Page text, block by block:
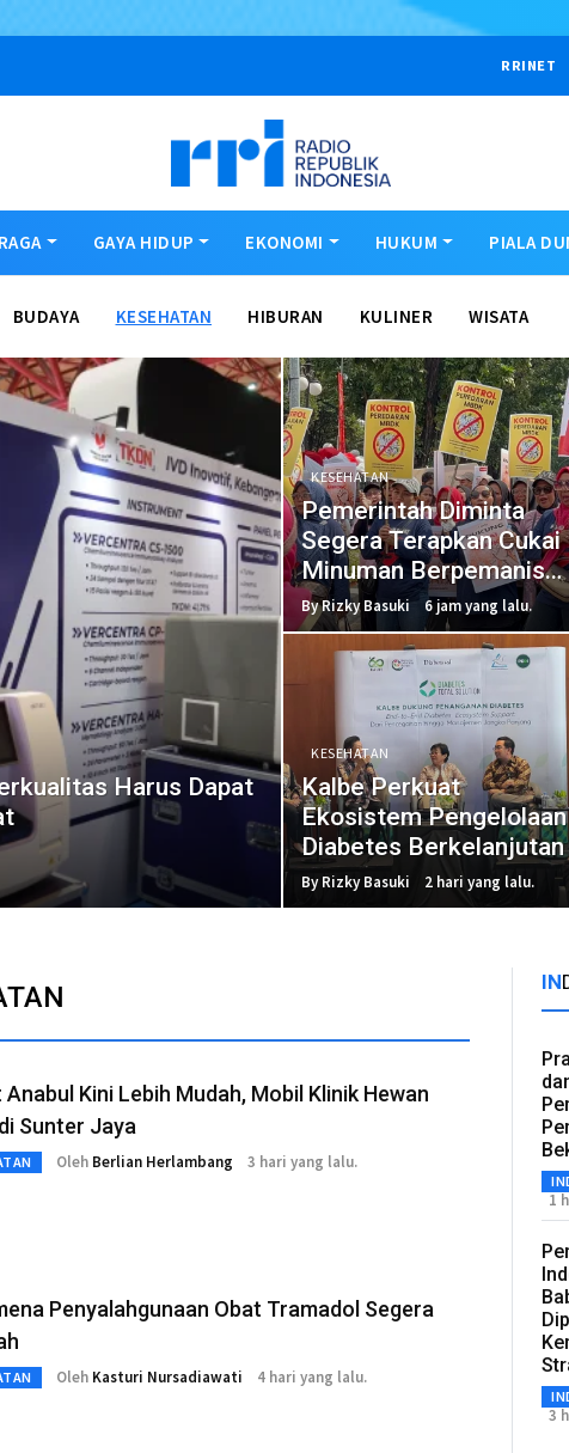
RRINET
GAYA HIDUP EKONOMI HUKUM PIALA
BUDAYA KESEHATAN HIBURAN KULINER WISATA
Harus Dapat
KESEHATAN
Pemerintah Diminta
Segera Terapkan Cukai
Minuman Berpemanis
dalam Kemasan
By Rizky Basuki 6 jam yang lalu.
KESEHATAN
Kalbe Perkuat
Ekosistem Pengelolaan
Diabetes Berkelanjutan
By Rizky Basuki 2 hari yang lalu.
Anabul Kini Lebih Mudah, Mobil Klinik Hewan
Sunter Jaya
Oleh Berlian Herlambang 3 hari yang lalu.
Penyalahgunaan Obat Tramadol Segera
Oleh Kasturi Nursadiawati 4 hari yang lalu.
IN
1
3